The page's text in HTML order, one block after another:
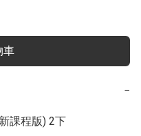
車
−
課程版) 2下